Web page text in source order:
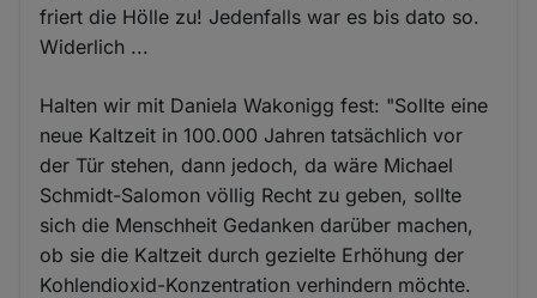
friert die Hölle zu! Jedenfalls war es bis dato so.
Widerlich ...
Halten wir mit Daniela Wakonigg fest: "Sollte eine
neue Kaltzeit in 100.000 Jahren tatsächlich vor
der Tür stehen, dann jedoch, da wäre Michael
Schmidt-Salomon völlig Recht zu geben, sollte
sich die Menschheit Gedanken darüber machen,
ob sie die Kaltzeit durch gezielte Erhöhung der
Kohlendioxid-Konzentration verhindern möchte.